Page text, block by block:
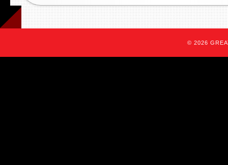
© 2026